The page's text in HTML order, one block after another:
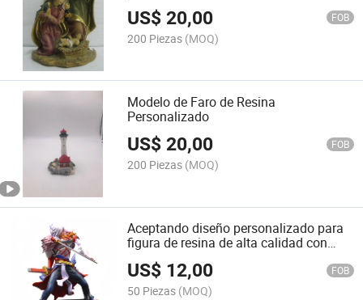
US$20,00 FOB
200 Piezas (MOQ)
Modelo de Faro de Resina
Personalizado
US$20,00 FOB
200 Piezas (MOQ)
Aceptando diseño personalizado para
figura de resina de alta calidad con
pintura a mano
US$ 12,00 FOB
50 Piezas (MOQ)